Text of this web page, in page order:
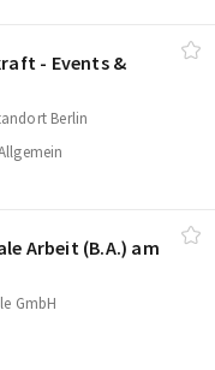
- Events &
Berlin
Arbeit (B.A.) am
GmbH